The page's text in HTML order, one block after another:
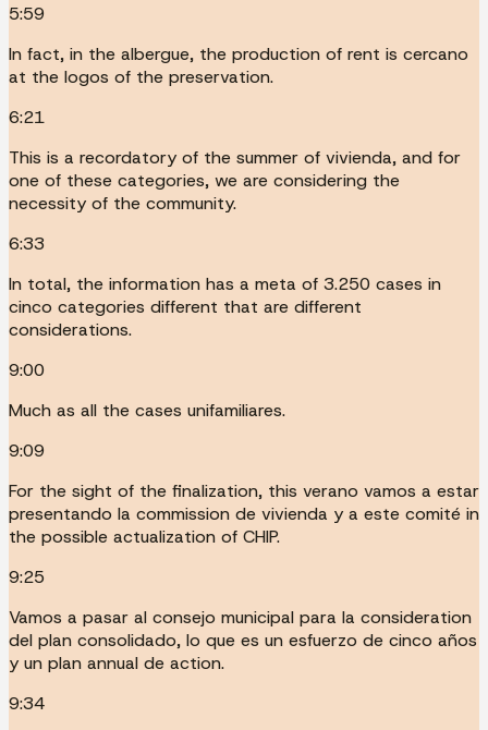
5:59
In fact, in the albergue, the production of rent is cercano
at the logos of the preservation.
6:21
This is a recordatory of the summer of vivienda, and for
one of these categories, we are considering the
necessity of the community.
6:33
In total, the information has a meta of 3.250 cases in
cinco categories different that are different
considerations.
9:00
Much as all the cases unifamiliares.
9:09
For the sight of the finalization, this verano vamos a estar
presentando la commission de vivienda y a este comité in
the possible actualization of CHIP.
9:25
Vamos a pasar al consejo municipal para la consideration
del plan consolidado, lo que es un esfuerzo de cinco años
y un plan annual de action.
9:34